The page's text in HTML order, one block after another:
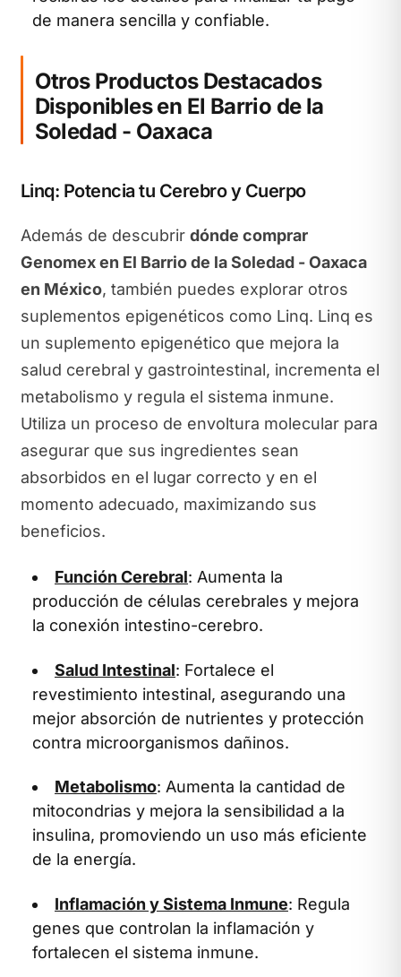
de manera sencilla y confiable.
Otros Productos Destacados
Disponibles en El Barrio de la
Soledad - Oaxaca
Linq: Potencia tu Cerebro y Cuerpo
Además de descubrir dónde comprar
Genomex en El Barrio de la Soledad - Oaxaca
en México, también puedes explorar otros
suplementos epigenéticos como Linq. Linq es
un suplemento epigenético que mejora la
salud cerebral y gastrointestinal, incrementa el
metabolismo y regula el sistema inmune.
Utiliza un proceso de envoltura molecular para
asegurar que sus ingredientes sean
absorbidos en el lugar correcto y en el
momento adecuado, maximizando sus
beneficios.
Función Cerebral: Aumenta la
producción de células cerebrales y mejora
la conexión intestino-cerebro.
Salud Intestinal: Fortalece el
revestimiento intestinal, asegurando una
mejor absorción de nutrientes y protección
contra microorganismos dañinos.
Metabolismo: Aumenta la cantidad de
mitocondrias y mejora la sensibilidad a la
insulina, promoviendo un uso más eficiente
de la energía.
Inflamación y Sistema Inmune: Regula
genes que controlan la inflamación y
fortalecen el sistema inmune.